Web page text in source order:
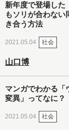
新年度で登場した
もソリが合わない
き合う方法
2021.05.04 社会
山口博
マンガでわかる「
変異」ってなに？
2021.05.04 社会